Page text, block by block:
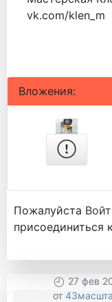
vk.com/klen_m
Вложения:
Пожалуйста
присоединиться
27 фев
от